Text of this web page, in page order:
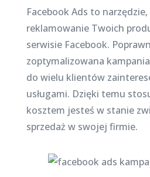
Facebook Ads to
reklamowanie Twoich
serwisie Facebook.
zoptymalizowana
do wielu klientów
usługami. Dzięki temu
kosztem jesteś w stanie
sprzedaż w swojej firmie.